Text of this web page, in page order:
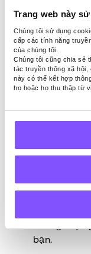
Trang web này
Chúng tôi sử dụng
cấp các tính năng
của chúng tôi.
Chúng tôi cũng chia sẻ
tác truyền thông xã hội,
này có thể kết hợp
họ hoặc họ thu thập từ
thời gian
khỏe tài
trực quan
nhiệm vụ
hữu ích.
Bây giờ,
chính của
lược của
thiết. Một
giấy, bạn
và điều gì
đang thực
những suy
bạn.